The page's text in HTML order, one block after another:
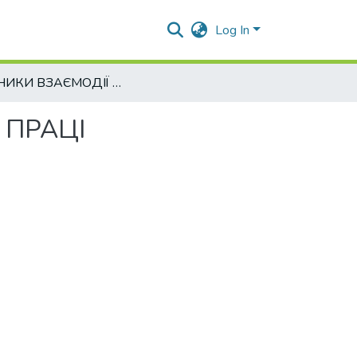
Log In
ЧИННИКИ ВЗАЄМОДІЇ ВИЩОЇ ОСВІТИ З РИНКОМ ПРАЦІ